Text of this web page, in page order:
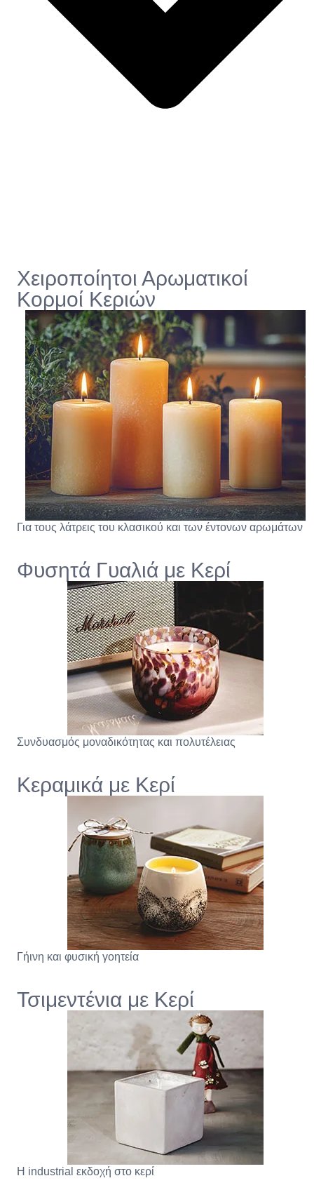
Χειροποίητοι Αρωματικοί
Κορμοί Κεριών
Για τους λάτρεις του κλασικού και των έντονων αρωμάτων
Φυσητά Γυαλιά με Κερί
Συνδυασμός μοναδικότητας και πολυτέλειας
Κεραμικά με Κερί
Γήινη και φυσική γοητεία
Τσιμεντένια με Κερί
Η industrial εκδοχή στο κερί